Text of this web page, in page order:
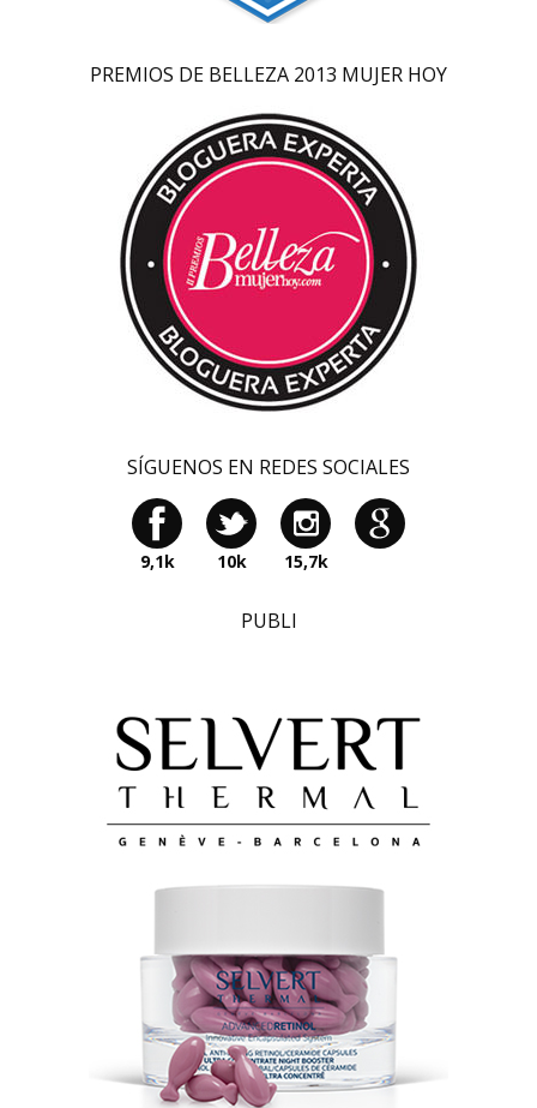
PREMIOS DE BELLEZA 2013 MUJER HOY
SÍGUENOS EN REDES SOCIALES
9,1k 10k 15,7k
PUBLI